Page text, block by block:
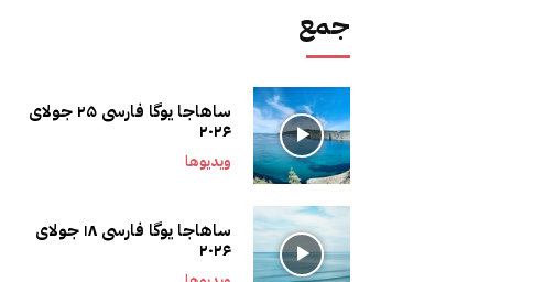
جمع
ساهاجا یوگا فارسی ۲۵ جولای
۲۰۲۶
ویدیوها
ساهاجا یوگا فارسی ۱۸ جولای
۲۰۲۶